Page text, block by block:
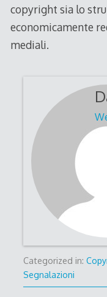
copyright sia lo
economicamente
mediali.
Categorized in:
Segnalazioni